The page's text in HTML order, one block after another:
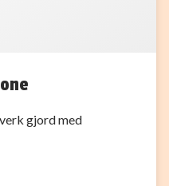
gjord med